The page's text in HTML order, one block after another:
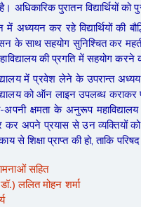
अधिकारिक पुरातन विद्यार्थियों
में अध्ययन कर रहे विद्यार्थियों की
के साथ सहयोग सुनिश्चित कर
की प्रगति में सहयोग करने
में प्रवेश लेने के उपरान्त
को ऑन लाइन उपलब्ध
क्षमता के अनुरूप महाविद्यालय
अपने प्रयास से उन व्यक्तियों को
से शिक्षा प्राप्त की हो, ताकि
सहित
ललित मोहन शर्मा